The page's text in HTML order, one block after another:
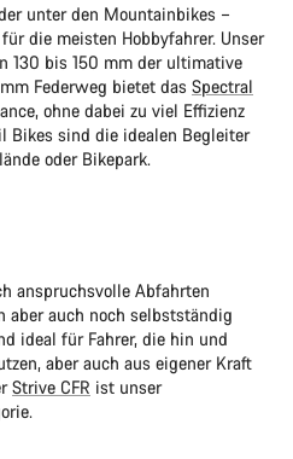
unter den Mountainbikes –
die meisten Hobbyfahrer. Unser
130 bis 150 mm der ultimative
Federweg bietet das Spectral
ohne dabei zu viel Effizienz
Bikes sind die idealen Begleiter
oder Bikepark.
anspruchsvolle Abfahrten
aber auch noch selbstständig
ideal für Fahrer, die hin und
aber auch aus eigener Kraft
Strive CFR ist unser